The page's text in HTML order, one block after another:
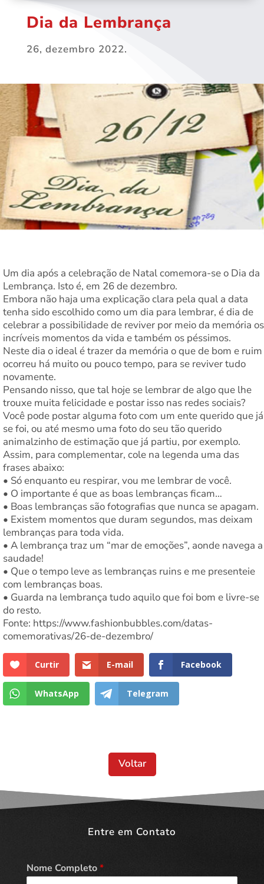
Dia da Lembrança
26, dezembro 2022.
Um dia após a celebração de Natal comemora-se o Dia da
Lembrança. Isto é, em 26 de dezembro.
Embora não haja uma explicação clara pela qual a data
tenha sido escolhido como um dia para lembrar, é dia de
celebrar a possibilidade de reviver por meio da memória os
incríveis momentos da vida e também os péssimos.
Neste dia o ideal é trazer da memória o que de bom e ruim
ocorreu há muito ou pouco tempo, para se reviver tudo
novamente.
Pensando nisso, que tal hoje se lembrar de algo que lhe
trouxe muita felicidade e postar isso nas redes sociais?
Você pode postar alguma foto com um ente querido que já
se foi, ou até mesmo uma foto do seu tão querido
animalzinho de estimação que já partiu, por exemplo.
Assim, para complementar, cole na legenda uma das
frases abaixo:
• Só enquanto eu respirar, vou me lembrar de você.
• O importante é que as boas lembranças ficam…
• Boas lembranças são fotografias que nunca se apagam.
• Existem momentos que duram segundos, mas deixam
lembranças para toda vida.
• A lembrança traz um “mar de emoções”, aonde navega a
saudade!
• Que o tempo leve as lembranças ruins e me presenteie
com lembranças boas.
• Guarda na lembrança tudo aquilo que foi bom e livre-se
do resto.
Fonte: https://www.fashionbubbles.com/datas-
comemorativas/26-de-dezembro/
Curtir E-mail Facebook
WhatsApp Telegram
Voltar
Entre em Contato
Nome Completo*